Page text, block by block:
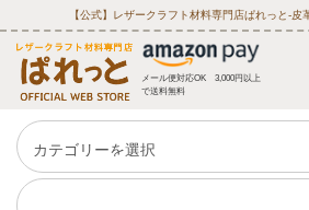
【公式】レザークラフト材料専門店ぱれっと‐皮
メール便対応OK 3,000円以上
で送料無料